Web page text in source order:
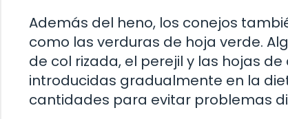
Además del heno, los conejos
como las verduras de hoja verde.
de col rizada, el perejil y las hojas
introducidas gradualmente en la
cantidades para evitar problemas